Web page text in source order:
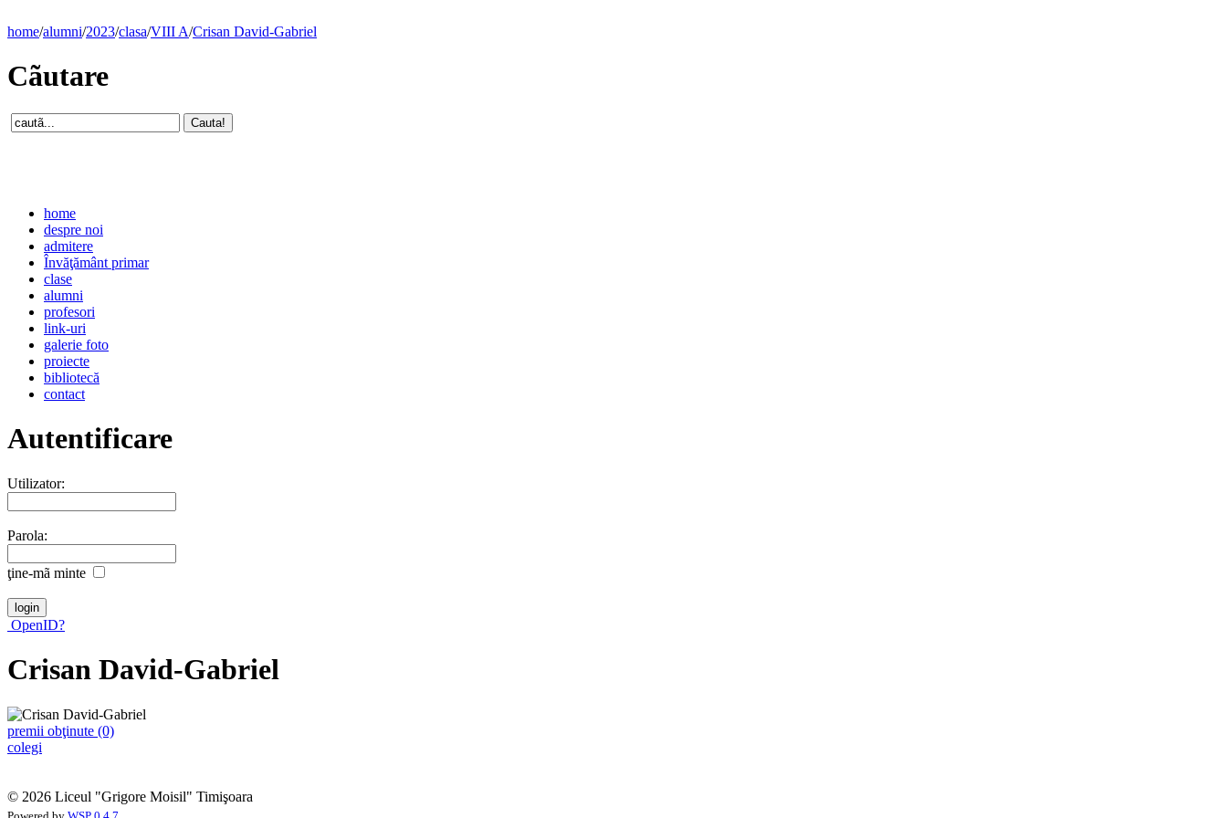
home/alumni/2023/clasa/VIII A/Crisan David-Gabriel
Cãutare
home
despre noi
admitere
Învăţământ primar
clase
alumni
profesori
link-uri
galerie foto
proiecte
bibliotecă
contact
Autentificare
Utilizator:
Parola:
ţine-mã minte
OpenID?
Crisan David-Gabriel
premii obţinute (0)
colegi
© 2026 Liceul "Grigore Moisil" Timişoara